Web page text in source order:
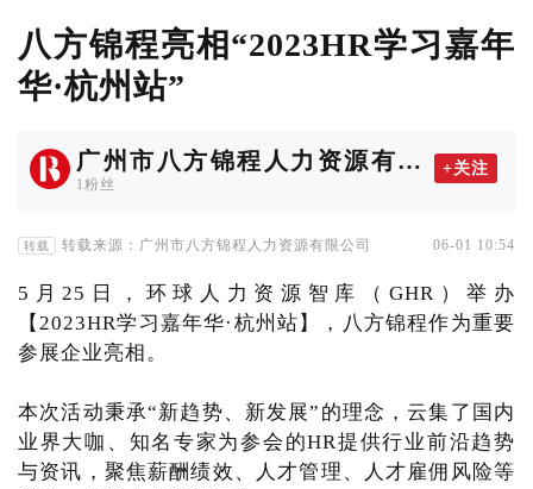
八方锦程亮相“2023HR学习嘉年
华·杭州站”
广州市八方锦程人力资源有限
公司
1粉丝
+关注
转载 转载来源：广州市八方锦程人力资源有限公司 06-01 10:54
5月25日，环球人力资源智库（GHR）举办
【2023HR学习嘉年华·杭州站】，八方锦程作为重要
参展企业亮相。
本次活动秉承“新趋势、新发展”的理念，云集了国内
业界大咖、知名专家为参会的HR提供行业前沿趋势
与资讯，聚焦薪酬绩效、人才管理、人才雇佣风险等